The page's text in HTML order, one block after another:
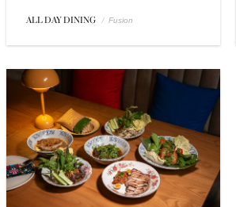
ALL DAY DINING / Fusion